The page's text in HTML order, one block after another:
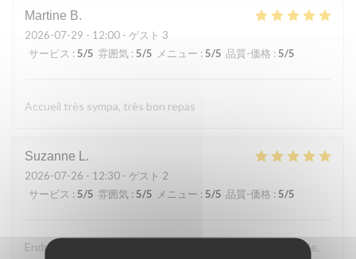
Martine B
2026-07-29 - 12:00 - ゲスト 3
サービス :5/5 雰囲気 :5/5 メニュー : 5/5 品質-価格 :5/5
Accueil très sympa, très bon repas
Suzanne L
2026-07-26 - 12:30 - ゲスト 2
サービス : 5/5 雰囲気 : 5/5 メニュー : 5/5 品質-価格 : 5/5
Endroit tres accueillant, service efficace, personnel aimable,